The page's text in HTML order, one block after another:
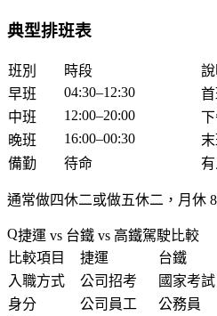
典型排班表
班別 時段
說
早班
04:30–12:30
中班
12:00–20:00
晚班
16:00–00:30
備勤
待命
通常做四休二或做五休二，月休
捷運 vs 台鐵 vs 高鐵駕駛比較
比較項目
捷運 台鐵
入職方式
公司招考 國家考試
身分
公司員工 公務員